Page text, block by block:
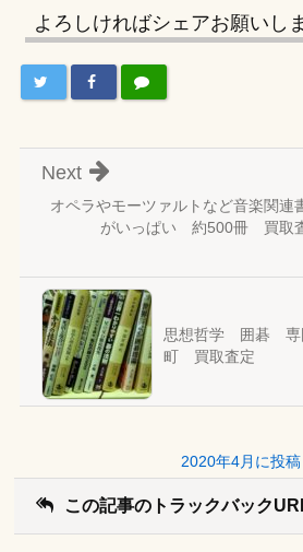
よろしければシェアお願いし
オペラやモーツァルトなど音楽関連
がいっぱい 約500冊 買取
Next
思想哲学 囲碁 専
町 買取査定
2020年4月に投
この記事のトラックバック